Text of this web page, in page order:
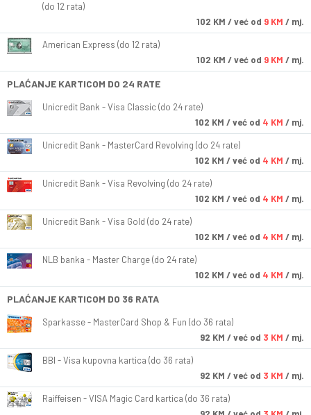
(do 12 rata)
102 KM / već od 9 KM / mj.
American Express (do 12 rata)
102 KM / već od 9 KM / mj.
PLAĆANJE KARTICOM DO 24 RATE
Unicredit Bank - Visa Classic (do 24 rate)
102 KM / već od 4 KM / mj.
Unicredit Bank - MasterCard Revolving (do 24 rate)
102 KM / već od 4 KM / mj.
Unicredit Bank - Visa Revolving (do 24 rate)
102 KM / već od 4 KM / mj.
Unicredit Bank - Visa Gold (do 24 rate)
102 KM / već od 4 KM / mj.
NLB banka - Master Charge (do 24 rate)
102 KM / već od 4 KM / mj.
PLAĆANJE KARTICOM DO 36 RATA
Sparkasse - MasterCard Shop & Fun (do 36 rata)
92 KM / već od 3 KM / mj.
BBI - Visa kupovna kartica (do 36 rata)
92 KM / već od 3 KM / mj.
Raiffeisen - VISA Magic Card kartica (do 36 rata)